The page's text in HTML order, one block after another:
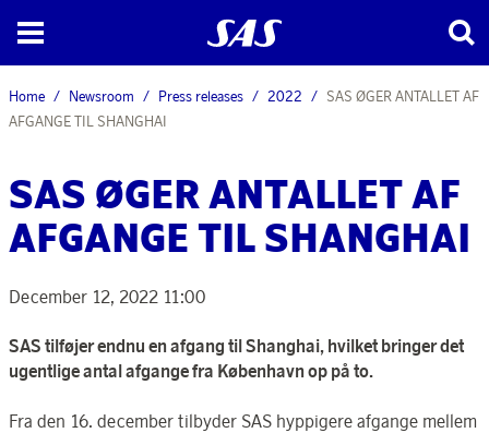
Home Newsroom Press releases 2022
SAS ØGER ANTALLET AF
AFGANGE TIL SHANGHAI
SAS ØGER ANTALLET AF
AFGANGE TIL SHANGHAI
December 12, 2022 11:00
SAS tilføjer endnu en afgang til Shanghai, hvilket bringer det
ugentlige antal afgange fra København op på to.
Fra den 16. december tilbyder SAS hyppigere afgange mellem